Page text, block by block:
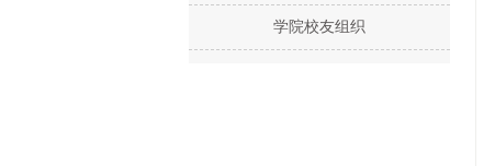
学院校友组织